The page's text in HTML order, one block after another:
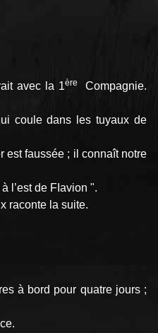
avec la 1ère
Compagnie.
coule dans les tuyaux de
est faussée ; il connaît notre
l’est de FIa­vion ".
raconte la suite.
à bord pour quatre jours ;